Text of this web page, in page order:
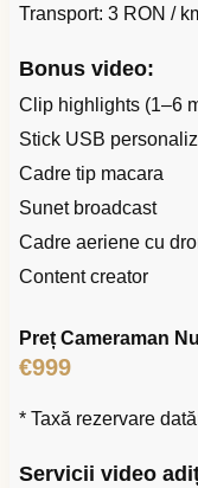
Transport: 3 RON /
Bonus video:
Clip highlights (1–6
Stick USB
Cadre tip macara
Sunet broadcast
Cadre aeriene cu
Content creator
Preț Cameraman
€999
* Taxă rezervare
Servicii video